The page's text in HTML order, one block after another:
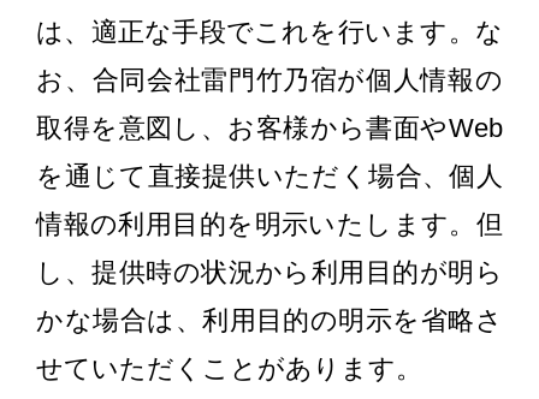
は、適正な手段でこれを行います。な
お、合同会社雷門竹乃宿が個人情報の
取得を意図し、お客様から書面やWeb
を通じて直接提供いただく場合、個人
情報の利用目的を明示いたします。但
し、提供時の状況から利用目的が明ら
かな場合は、利用目的の明示を省略さ
せていただくことがあります。